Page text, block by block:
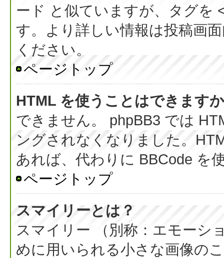
ード と似ていますが、タグを
す。より詳しい情報は投稿画
ください。
ページトップ
HTML を使うことはできます
できません。 phpBB3 では
ングされなくなりました。
あれば、代わりに BBCode を
ページトップ
スマイリーとは？
スマイリー （別称：エモーシ
めに用いられる小さな画像の